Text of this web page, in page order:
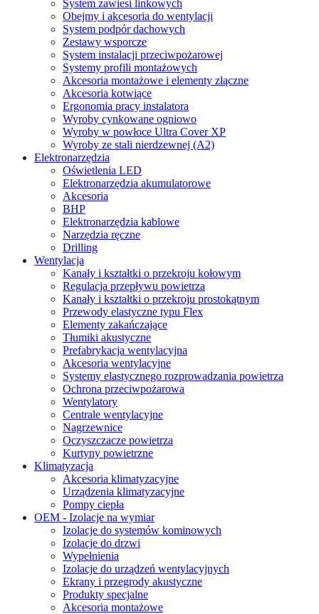
System zawiesi linkowych
Obejmy i akcesoria do wentylacji
System podpór dachowych
Zestawy wsporcze
System instalacji przeciwpożarowej
Systemy profili montażowych
Akcesoria montażowe i elementy złączne
Akcesoria kotwiące
Ergonomia pracy instalatora
Wyroby cynkowane ogniowo
Wyroby w powłoce Ultra Cover XP
Wyroby ze stali nierdzewnej (A2)
Elektronarzędzia
Oświetlenia LED
Elektronarzędzia akumulatorowe
Akcesoria
BHP
Elektronarzędzia kablowe
Narzędzia ręczne
Drilling
Wentylacja
Kanały i kształtki o przekroju kołowym
Regulacja przepływu powietrza
Kanały i kształtki o przekroju prostokątnym
Przewody elastyczne typu Flex
Elementy zakańczające
Tłumiki akustyczne
Prefabrykacja wentylacyjna
Akcesoria wentylacyjne
Systemy elastycznego rozprowadzania powietrza
Ochrona przeciwpożarowa
Wentylatory
Centrale wentylacyjne
Nagrzewnice
Oczyszczacze powietrza
Kurtyny powietrzne
Klimatyzacja
Akcesoria klimatyzacyjne
Urządzenia klimatyzacyjne
Pompy ciepła
OEM - Izolacje na wymiar
Izolacje do systemów kominowych
Izolacje do drzwi
Wypełnienia
Izolacje do urządzeń wentylacyjnych
Ekrany i przegrody akustyczne
Produkty specjalne
Akcesoria montażowe